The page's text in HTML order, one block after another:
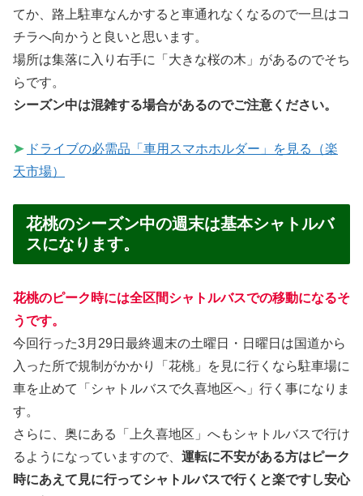
てか、路上駐車なんかすると車通れなくなるので一旦はコ
チラへ向かうと良いと思います。
場所は集落に入り右手に「大きな桜の木」があるのでそち
らです。
シーズン中は混雑する場合があるのでご注意ください。
➤ ドライブの必需品「車用スマホホルダー」を見る（楽
天市場）
花桃のシーズン中の週末は基本シャトルバ
スになります。
花桃のピーク時には全区間シャトルバスでの移動になるそ
うです。
今回行った3月29日最終週末の土曜日・日曜日は国道から
入った所で規制がかかり「花桃」を見に行くなら駐車場に
車を止めて「シャトルバスで久喜地区へ」行く事になりま
す。
さらに、奥にある「上久喜地区」へもシャトルバスで行け
るようになっていますので、 運転に不安がある方はピーク
時にあえて見に行ってシャトルバスで行くと楽ですし安心